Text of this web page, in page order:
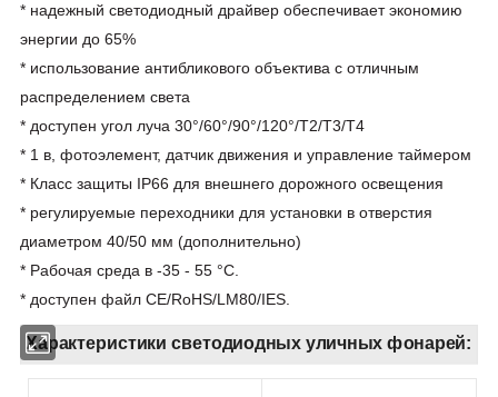
* надежный светодиодный драйвер обеспечивает экономию
энергии до 65%
* использование антибликового объектива с отличным
распределением света
* доступен угол луча 30°/60°/90°/120°/T2/T3/T4
* 1 в, фотоэлемент, датчик движения и управление таймером
* Класс защиты IP66 для внешнего дорожного освещения
* регулируемые переходники для установки в отверстия
диаметром 40/50 мм (дополнительно)
* Рабочая среда в -35 - 55 °C.
* доступен файл CE/RoHS/LM80/IES.
Характеристики светодиодных уличных фонарей: